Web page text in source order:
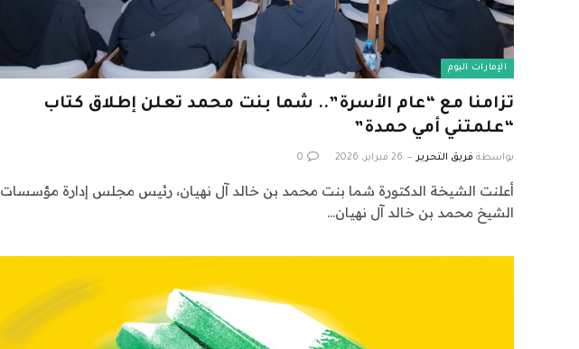
الإمارات اليوم
تزامنا مع “عام الأسرة”.. شما بنت محمد تعلن إطلاق كتاب
“علمتني أمي حمدة”
بواسطة فريق التحرير 26 فبراير، 2026 0
أعلنت الشيخة الدكتورة شما بنت محمد بن خالد آل نهيان، رئيس مجلس إدارة مؤسسات
الشيخ محمد بن خالد آل نهيان…